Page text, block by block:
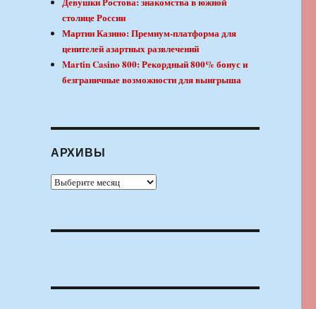
столице России
Мартин Казино: Премиум-платформа для
ценителей азартных развлечений
Martin Casino 800: Рекордный 800% бонус и
безграничные возможности для выигрыша
АРХИВЫ
Архивы